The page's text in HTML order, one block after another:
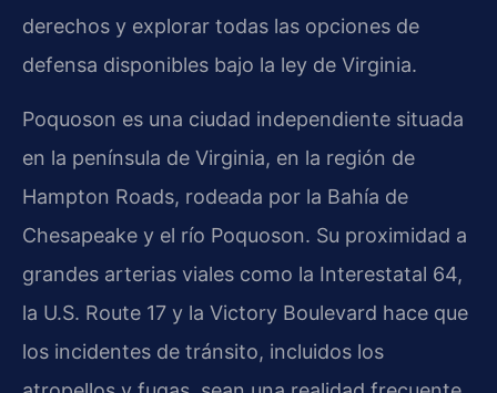
derechos y explorar todas las opciones de
defensa disponibles bajo la ley de Virginia.
Poquoson es una ciudad independiente situada
en la península de Virginia, en la región de
Hampton Roads, rodeada por la Bahía de
Chesapeake y el río Poquoson. Su proximidad a
grandes arterias viales como la Interestatal 64,
la U.S. Route 17 y la Victory Boulevard hace que
los incidentes de tránsito, incluidos los